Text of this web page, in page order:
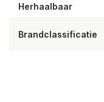
Herhaalbaar
Brandclassificatie